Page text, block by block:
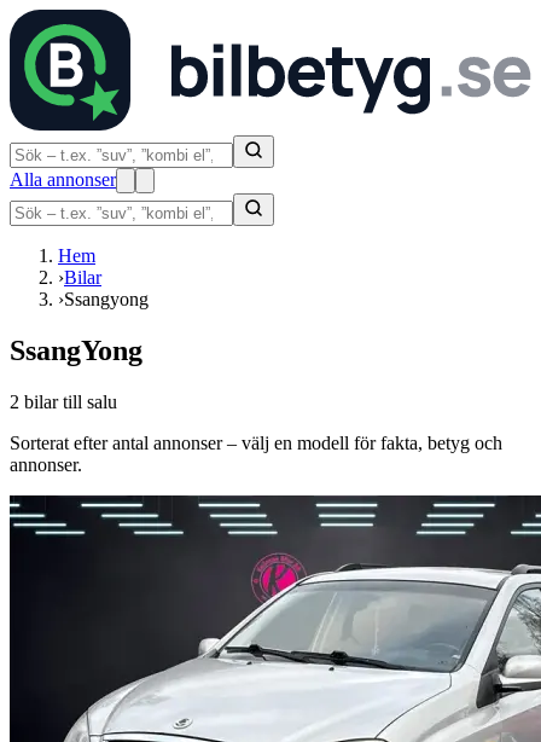
Alla annonser
Hem
›Bilar
›Ssangyong
SsangYong
2 bilar till salu
Sorterat efter antal annonser – välj en modell för fakta, betyg och
annonser.